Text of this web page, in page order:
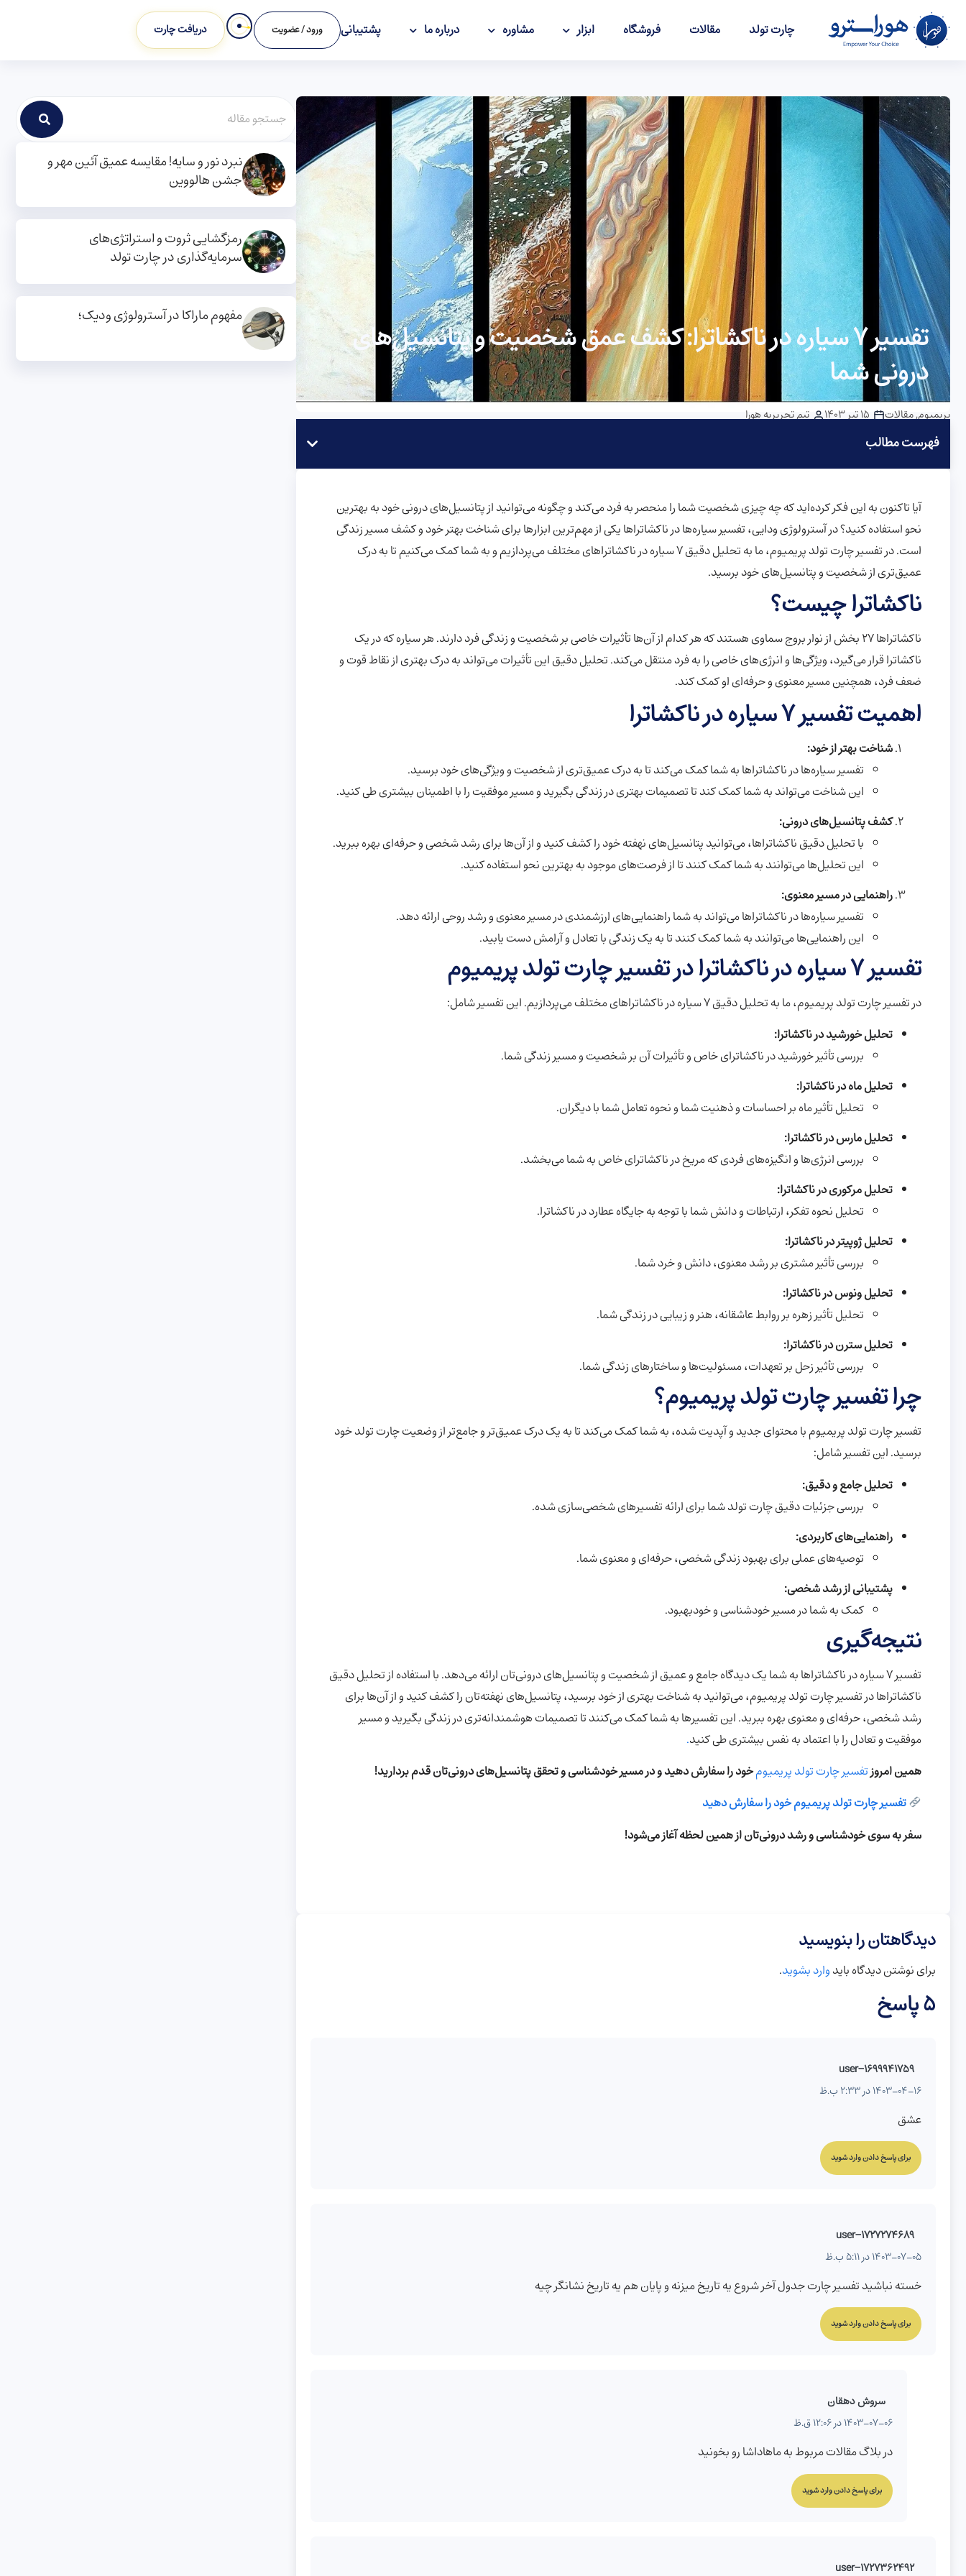
چارت تولد مقالات فروشگاه ابزار مشاوره درباره ما پشتیبانی ورود / عضویت دریافت چارت
تفسیر ۷ سیاره در ناکشاترا: کشف عمق شخصیت و پتانسیل‌های
درونی شما
پریمیوم,مقالات 15 تیر 1403 تیم تحریریه هورا
فهرست مطالب
آیا تاکنون به این فکر کرده‌اید که چه چیزی شخصیت شما را منحصر به فرد می‌کند و چگونه می‌توانید از پتانسیل‌های درونی خود به بهترین
نحو استفاده کنید؟ در آسترولوژی ودایی، تفسیر سیاره‌ها در ناکشاتراها یکی از مهم‌ترین ابزارها برای شناخت بهتر خود و کشف مسیر زندگی
است. در تفسیر چارت تولد پریمیوم، ما به تحلیل دقیق ۷ سیاره در ناکشاتراهای مختلف می‌پردازیم و به شما کمک می‌کنیم تا به درک
عمیق‌تری از شخصیت و پتانسیل‌های خود برسید.
ناکشاترا چیست؟
ناکشاتراها ۲۷ بخش از نوار بروج سماوی هستند که هر کدام از آن‌ها تأثیرات خاصی بر شخصیت و زندگی فرد دارند. هر سیاره که در یک
ناکشاترا قرار می‌گیرد، ویژگی‌ها و انرژی‌های خاصی را به فرد منتقل می‌کند. تحلیل دقیق این تأثیرات می‌تواند به درک بهتری از نقاط قوت و
ضعف فرد، همچنین مسیر معنوی و حرفه‌ای او کمک کند.
اهمیت تفسیر ۷ سیاره در ناکشاترا
شناخت بهتر از خود:
تفسیر سیاره‌ها در ناکشاتراها به شما کمک می‌کند تا به درک عمیق‌تری از شخصیت و ویژگی‌های خود برسید.
این شناخت می‌تواند به شما کمک کند تا تصمیمات بهتری در زندگی بگیرید و مسیر موفقیت را با اطمینان بیشتری طی کنید.
کشف پتانسیل‌های درونی:
با تحلیل دقیق ناکشاتراها، می‌توانید پتانسیل‌های نهفته خود را کشف کنید و از آن‌ها برای رشد شخصی و حرفه‌ای بهره ببرید.
این تحلیل‌ها می‌توانند به شما کمک کنند تا از فرصت‌های موجود به بهترین نحو استفاده کنید.
راهنمایی در مسیر معنوی:
تفسیر سیاره‌ها در ناکشاتراها می‌تواند به شما راهنمایی‌های ارزشمندی در مسیر معنوی و رشد روحی ارائه دهد.
این راهنمایی‌ها می‌توانند به شما کمک کنند تا به یک زندگی با تعادل و آرامش دست یابید.
تفسیر ۷ سیاره در ناکشاترا در تفسیر چارت تولد پریمیوم
در تفسیر چارت تولد پریمیوم، ما به تحلیل دقیق ۷ سیاره در ناکشاتراهای مختلف می‌پردازیم. این تفسیر شامل:
تحلیل خورشید در ناکشاترا:
بررسی تأثیر خورشید در ناکشاترای خاص و تأثیرات آن بر شخصیت و مسیر زندگی شما.
تحلیل ماه در ناکشاترا:
تحلیل تأثیر ماه بر احساسات و ذهنیت شما و نحوه تعامل شما با دیگران.
تحلیل مارس در ناکشاترا:
بررسی انرژی‌ها و انگیزه‌های فردی که مریخ در ناکشاترای خاص به شما می‌بخشد.
تحلیل مرکوری در ناکشاترا:
تحلیل نحوه تفکر، ارتباطات و دانش شما با توجه به جایگاه عطارد در ناکشاترا.
تحلیل ژوپیتر در ناکشاترا:
بررسی تأثیر مشتری بر رشد معنوی، دانش و خرد شما.
تحلیل ونوس در ناکشاترا:
تحلیل تأثیر زهره بر روابط عاشقانه، هنر و زیبایی در زندگی شما.
تحلیل سترن در ناکشاترا:
بررسی تأثیر زحل بر تعهدات، مسئولیت‌ها و ساختارهای زندگی شما.
چرا تفسیر چارت تولد پریمیوم؟
تفسیر چارت تولد پریمیوم با محتوای جدید و آپدیت شده، به شما کمک می‌کند تا به یک درک عمیق‌تر و جامع‌تر از وضعیت چارت تولد خود
برسید. این تفسیر شامل:
تحلیل جامع و دقیق:
بررسی جزئیات دقیق چارت تولد شما برای ارائه تفسیرهای شخصی‌سازی شده.
راهنمایی‌های کاربردی:
توصیه‌های عملی برای بهبود زندگی شخصی، حرفه‌ای و معنوی شما.
پشتیبانی از رشد شخصی:
کمک به شما در مسیر خودشناسی و خودبهبود.
نتیجه‌گیری
تفسیر ۷ سیاره در ناکشاتراها به شما یک دیدگاه جامع و عمیق از شخصیت و پتانسیل‌های درونی‌تان ارائه می‌دهد. با استفاده از تحلیل دقیق
ناکشاتراها در تفسیر چارت تولد پریمیوم، می‌توانید به شناخت بهتری از خود برسید، پتانسیل‌های نهفته‌تان را کشف کنید و از آن‌ها برای
رشد شخصی، حرفه‌ای و معنوی بهره ببرید. این تفسیرها به شما کمک می‌کنند تا تصمیمات هوشمندانه‌تری در زندگی بگیرید و مسیر
موفقیت و تعادل را با اعتماد به نفس بیشتری طی کنید.
همین امروزتفسیر چارت تولد پریمیومخود را سفارش دهید و در مسیر خودشناسی و تحقق پتانسیل‌های درونی‌تان قدم بردارید!
تفسیر چارت تولد پریمیوم خود را سفارش دهید
سفر به سوی خودشناسی و رشد درونی‌تان از همین لحظه آغاز می‌شود!
5 پاسخ
user-1699941759
1403-04-16 در 2:33 ب.ظ
عشق
برای پاسخ دادن وارد شوید
user-1727274689
1403-07-05 در 5:11 ب.ظ
خسته نباشید تفسیر چارت جدول آخر شروع یه تاریخ میزنه و پایان هم یه تاریخ نشانگر چیه
برای پاسخ دادن وارد شوید
سروش دهقان
1403-07-06 در 12:06 ق.ظ
در بلاگ مقالات مربوط به ماهاداشا رو بخونید
برای پاسخ دادن وارد شوید
user-1727362492
دیدگاهتان را بنویسید
برای نوشتن دیدگاه بایدوارد بشوید.
نبرد نور و سایه! مقایسه عمیق آئین مهر و
جشن هالووین
رمزگشایی ثروت و استراتژی‌های
سرمایه‌گذاری در چارت تولد
مفهوم ماراکا در آسترولوژی ودیک؛